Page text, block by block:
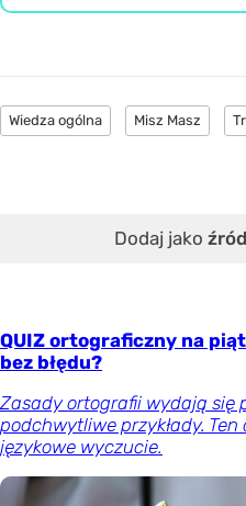
Wiedza ogólna Misz Masz
Dodaj jako
QUIZ ortograficzny na
bez błędu?
Zasady ortografii wydają się
podchwytliwe przykłady.
językowe wyczucie.